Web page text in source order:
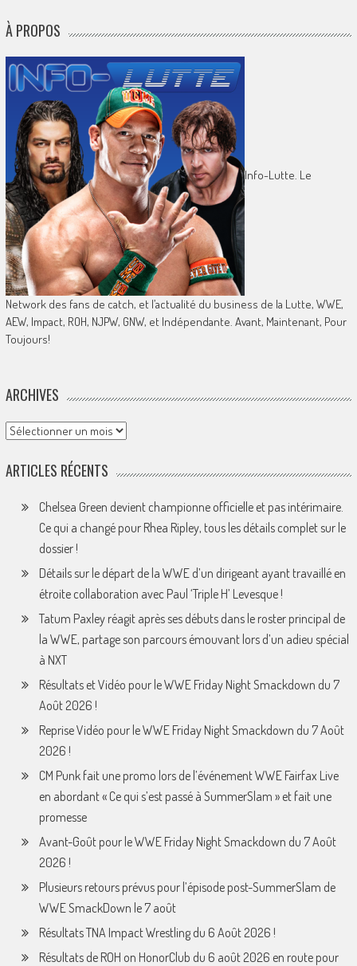
À PROPOS
Info-Lutte. Le
Network des fans de catch, et l’actualité du business de la Lutte, WWE,
AEW, Impact, ROH, NJPW, GNW, et Indépendante. Avant, Maintenant, Pour
Toujours!
ARCHIVES
Archives
ARTICLES RÉCENTS
Chelsea Green devient championne officielle et pas intérimaire.
Ce qui a changé pour Rhea Ripley, tous les détails complet sur le
dossier !
Détails sur le départ de la WWE d’un dirigeant ayant travaillé en
étroite collaboration avec Paul ‘Triple H’ Levesque !
Tatum Paxley réagit après ses débuts dans le roster principal de
la WWE, partage son parcours émouvant lors d’un adieu spécial
à NXT
Résultats et Vidéo pour le WWE Friday Night Smackdown du 7
Août 2026 !
Reprise Vidéo pour le WWE Friday Night Smackdown du 7 Août
2026 !
CM Punk fait une promo lors de l’événement WWE Fairfax Live
en abordant « Ce qui s’est passé à SummerSlam » et fait une
promesse
Avant-Goût pour le WWE Friday Night Smackdown du 7 Août
2026 !
Plusieurs retours prévus pour l’épisode post-SummerSlam de
WWE SmackDown le 7 août
Résultats TNA Impact Wrestling du 6 Août 2026 !
Résultats de ROH on HonorClub du 6 août 2026 en route pour